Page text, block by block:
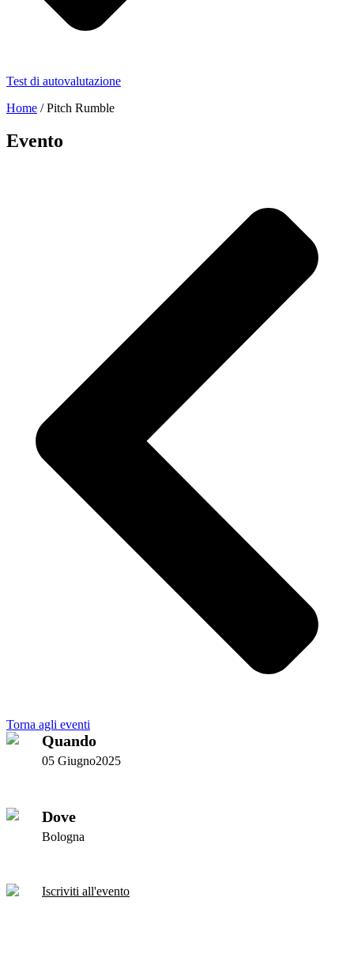
Test di autovalutazione
Home /Pitch Rumble
Evento
Torna agli eventi
Quando
05 Giugno2025
Dove
Bologna
Iscriviti all'evento